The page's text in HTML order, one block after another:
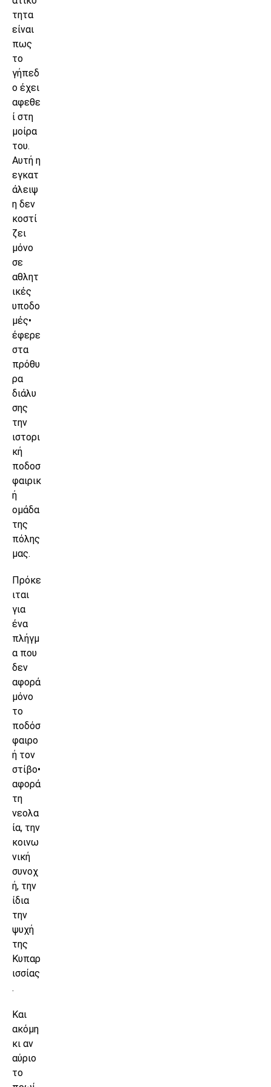
τητα
είναι
πως
το
γήπεδ
ο έχει
αφεθε
ί στη
μοίρα
του.
Αυτή η
εγκατ
άλειψ
η δεν
κοστί
ζει
μόνο
σε
αθλητ
ικές
υποδο
μές•
έφερε
στα
πρόθυ
ρα
διάλυ
σης
την
ιστορι
κή
ποδοσ
φαιρικ
ή
ομάδα
της
πόλης
μας.
Πρόκε
ιται
για
ένα
πλήγμ
α που
δεν
αφορά
μόνο
το
ποδόσ
φαιρο
ή τον
στίβο•
αφορά
τη
νεολα
ία, την
κοινω
νική
συνοχ
ή, την
ίδια
την
ψυχή
της
Κυπαρ
ισσίας
.
Και
ακόμη
κι αν
αύριο
το